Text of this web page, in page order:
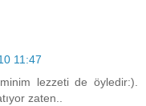
11:47
lezzeti de öyledir:).
zaten..